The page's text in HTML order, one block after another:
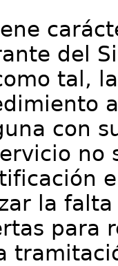
del
tal,
con
no
la
para